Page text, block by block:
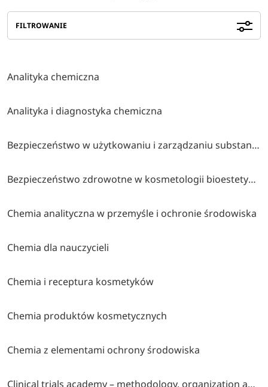
FILTROWANIE
Analityka chemiczna
Analityka i diagnostyka chemiczna
Bezpieczeństwo w użytkowaniu i zarządzaniu substancjami chemicznymi
Bezpieczeństwo zdrowotne w kosmetologii bioestetycznej
Chemia analityczna w przemyśle i ochronie środowiska
Chemia dla nauczycieli
Chemia i receptura kosmetyków
Chemia produktów kosmetycznych
Chemia z elementami ochrony środowiska
Clinical trials academy – methodology, organization and monitoring